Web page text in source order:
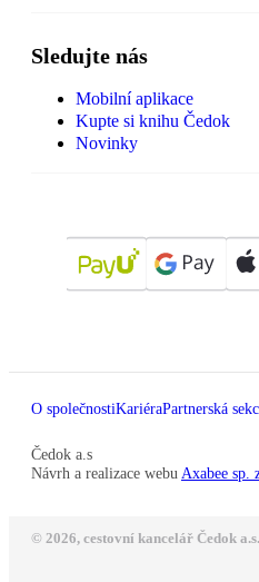
Sledujte nás
Mobilní aplikace
Kupte si knihu Čedok
Novinky
O společnostiKariéraPartnerská
Čedok a.s
Návrh a realizace webu Axabee sp.
© 2026, cestovní kancelář Čedok a.s.